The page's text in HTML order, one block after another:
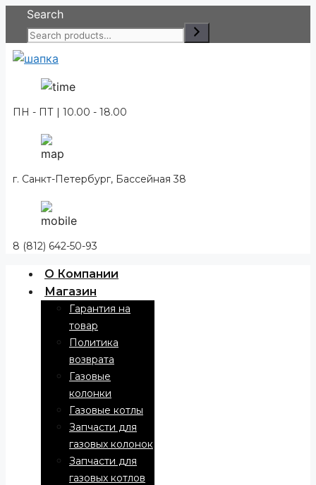
Перейти
содержимому
Search
ПН - ПТ | 10.00 - 18.00
г. Санкт-Петербург, Бассейная 38
8 (812) 642-50-93
О Компании
Магазин
Гарантия на
товар
Политика
возврата
Газовые
колонки
Газовые котлы
Запчасти для
газовых колонок
Запчасти для
газовых котлов